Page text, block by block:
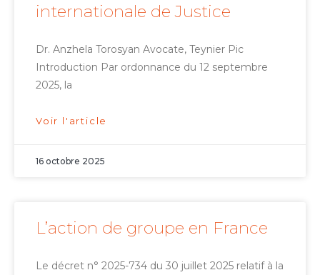
internationale de Justice
Dr. Anzhela Torosyan Avocate, Teynier Pic
Introduction Par ordonnance du 12 septembre
2025, la
Voir l'article
16 octobre 2025
L’action de groupe en France
Le décret n° 2025-734 du 30 juillet 2025 relatif à la